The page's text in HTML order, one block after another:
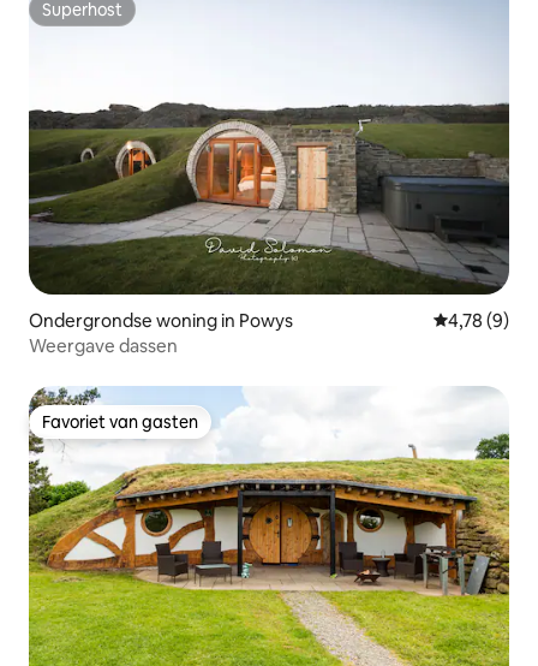
Superhost
Superhost
Ondergrondse woning in Powys
4,78 (9)
Weergave dassen
Favoriet van gasten
Favoriet van gasten